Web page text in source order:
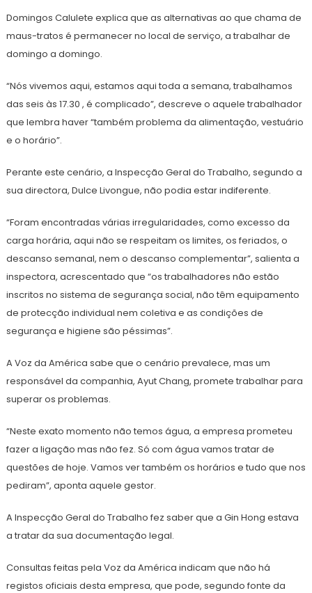
Domingos Calulete explica que as alternativas ao que chama de
maus-tratos é permanecer no local de serviço, a trabalhar de
domingo a domingo.
“Nós vivemos aqui, estamos aqui toda a semana, trabalhamos
das seis às 17.30 , é complicado”, descreve o aquele trabalhador
que lembra haver “também problema da alimentação, vestuário
e o horário”.
Perante este cenário, a Inspecção Geral do Trabalho, segundo a
sua directora, Dulce Livongue, não podia estar indiferente.
“Foram encontradas várias irregularidades, como excesso da
carga horária, aqui não se respeitam os limites, os feriados, o
descanso semanal, nem o descanso complementar”, salienta a
inspectora, acrescentado que “os trabalhadores não estão
inscritos no sistema de segurança social, não têm equipamento
de protecção individual nem coletiva e as condições de
segurança e higiene são péssimas”.
A Voz da América sabe que o cenário prevalece, mas um
responsável da companhia, Ayut Chang, promete trabalhar para
superar os problemas.
“Neste exato momento não temos água, a empresa prometeu
fazer a ligação mas não fez. Só com água vamos tratar de
questões de hoje. Vamos ver também os horários e tudo que nos
pediram”, aponta aquele gestor.
A Inspecção Geral do Trabalho fez saber que a Gin Hong estava
a tratar da sua documentação legal.
Consultas feitas pela Voz da América indicam que não há
registos oficiais desta empresa, que pode, segundo fonte da